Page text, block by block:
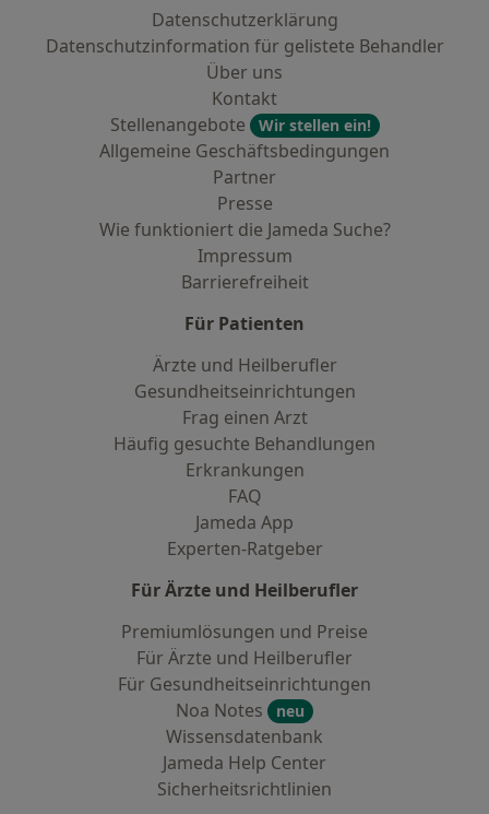
Datenschutzerklärung
Datenschutzinformation für gelistete Behandler
Über uns
Kontakt
Stellenangebote
Wir stellen ein!
Allgemeine Geschäftsbedingungen
Partner
Presse
Wie funktioniert die Jameda Suche?
Impressum
Barrierefreiheit
Für Patienten
Ärzte und Heilberufler
Gesundheitseinrichtungen
Frag einen Arzt
Häufig gesuchte Behandlungen
Erkrankungen
FAQ
Jameda App
Experten-Ratgeber
Für Ärzte und Heilberufler
Premiumlösungen und Preise
Für Ärzte und Heilberufler
Für Gesundheitseinrichtungen
Noa Notes
neu
Wissensdatenbank
Jameda Help Center
Sicherheitsrichtlinien